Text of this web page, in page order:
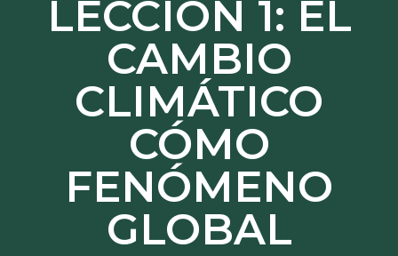
LECCIÓN 1: EL
CAMBIO
CLIMÁTICO
CÓMO
FENÓMENO
GLOBAL